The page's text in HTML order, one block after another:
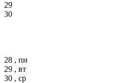
29
30
28 , пн
29 , вт
30 , ср